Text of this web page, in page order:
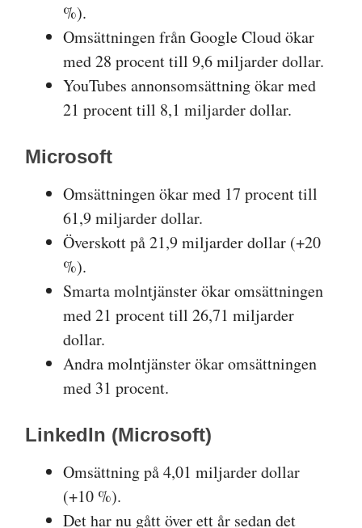
%).
Omsättningen från Google Cloud ökar
med 28 procent till 9,6 miljarder dollar.
YouTubes annonsomsättning ökar med
21 procent till 8,1 miljarder dollar.
Microsoft
Omsättningen ökar med 17 procent till
61,9 miljarder dollar.
Överskott på 21,9 miljarder dollar (+20
%).
Smarta molntjänster ökar omsättningen
med 21 procent till 26,71 miljarder
dollar.
Andra molntjänster ökar omsättningen
med 31 procent.
LinkedIn (Microsoft)
Omsättning på 4,01 miljarder dollar
(+10 %).
Det har nu gått över ett år sedan det